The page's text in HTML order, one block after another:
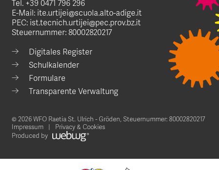
Tel. +39 0471 796 296
E-Mail: ite.urtijei@scuola.alto-adige.it
PEC: ist.tecnich.urtijei@pec.prov.bz.it
Steuernummer: 80002820217
Digitales Register
Schulkalender
Formulare
Transparente Verwaltung
© 2026 WFO Raetia St. Ulrich - Gröden, Steuernummer: 80002820217
Impressum
Privacy & Cookies
Produced by